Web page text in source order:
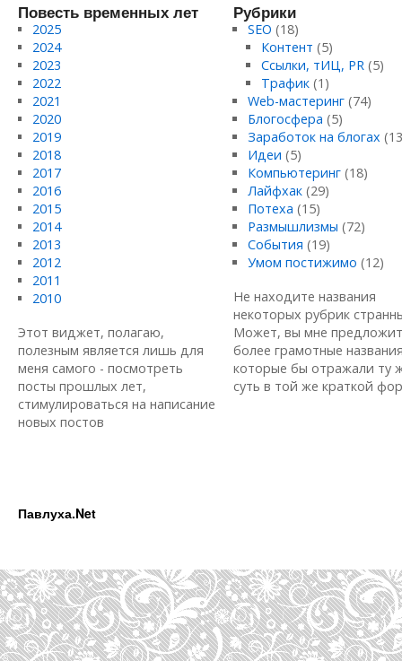
Повесть временных лет
2025
2024
2023
2022
2021
2020
2019
2018
2017
2016
2015
2014
2013
2012
2011
2010
Этот виджет, полагаю,
полезным является лишь для
меня самого - посмотреть
посты прошлых лет,
стимулироваться на написание
новых постов
Рубрики
SEO (18)
Контент (5)
Ссылки, тИЦ, PR (5)
Трафик (1)
Web-мастеринг(74)
Блогосфера (5)
Заработок на блогах
Идеи (5)
Компьютеринг(18)
Лайфхак(29)
Потеха (15)
Размышлизмы (72)
События (19)
Умом постижимо (12)
Не находите названия
некоторых рубрик
Может, вы мне
более грамотные
которые бы отражали ту
суть в той же краткой
Павлуха.Net